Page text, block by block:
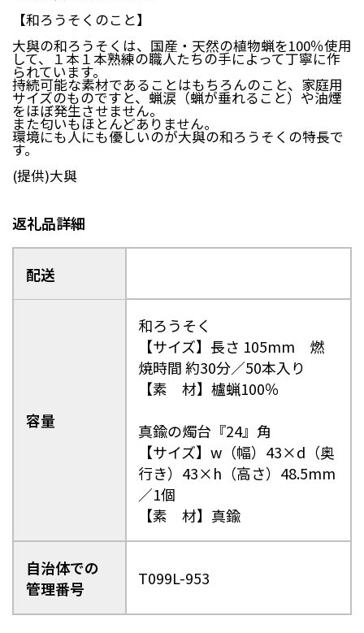
【和ろうそくのこと】
大與の和ろうそくは、国産・天然の植物蝋を100％使用
して、１本１本熟練の職人たちの手によって丁寧に作
られています。
持続可能な素材であることはもちろんのこと、家庭用
サイズのものですと、蝋涙（蝋が垂れること）や油煙
をほぼ発生させません。
また匂いもほとんどありません。
環境にも人にも優しいのが大與の和ろうそくの特長で
す。
(提供)大與
返礼品詳細
配送
容量
和ろうそく
【サイズ】長さ 105mm 燃
焼時間 約30分／50本入り
【素 材】櫨蝋100％
真鍮の燭台『24』角
【サイズ】w（幅）43×d（奥
行き）43×h（高さ）48.5mm
／1個
【素 材】真鍮
自治体での
管理番号
T099L-953